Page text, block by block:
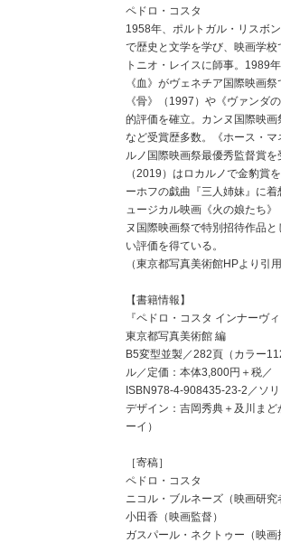
ペドロ・コスタ
1958年、ポルトガル・リスボ
で歴史と文学を学び、映画学
トニオ・レイスに師事。1989
《血》がヴェネチア国際映画
《骨》（1997）や《ヴァンダ
的評価を確立。カンヌ国際映
など受賞歴多数。《ホース・
ルノ国際映画祭最優秀監督賞を
（2019）はロカルノで金豹賞
ーホフの戯曲『三人姉妹』に着
ュージカル映画《火の娘たち
ヌ国際映画祭で特別招待作品
い評価を得ている。
（東京都写真美術館HPより引用
【書籍情報】
『ペドロ・コスタ インナーヴィ
東京都写真美術館 編
B5変型並製／282頁（カラー
ル／定価：本体3,800円＋税／
ISBN978-4-908435-23-2／ソ
デザイン：吉岡秀典＋及川ま
ーイ）
［寄稿］
ペドロ・コスタ
ニコル・ブルネーズ（映画研究
小田香（映画監督）
ガスパール・ネクトゥー（映画